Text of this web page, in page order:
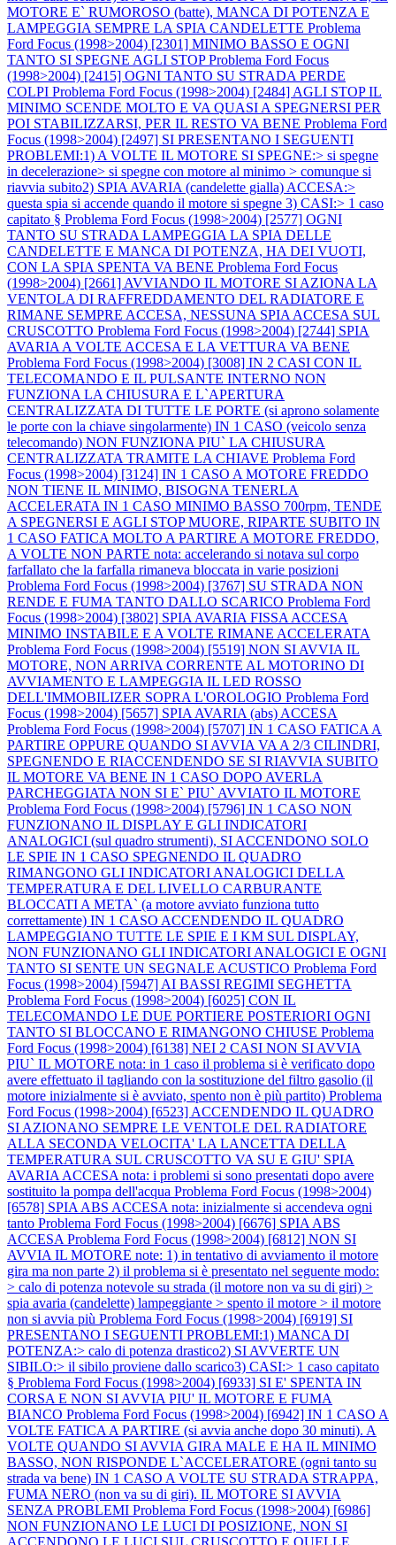
MOTORE E` RUMOROSO (batte), MANCA DI POTENZA E
LAMPEGGIA SEMPRE LA SPIA CANDELETTE Problema
Ford Focus (1998>2004) [2301] MINIMO BASSO E OGNI
TANTO SI SPEGNE AGLI STOPProblema Ford Focus
(1998>2004) [2415] OGNI TANTO SU STRADA PERDE
COLPI Problema Ford Focus (1998>2004) [2484] AGLI STOP IL
MINIMO SCENDE MOLTO E VA QUASI A SPEGNERSI PER
POI STABILIZZARSI, PER IL RESTO VA BENE Problema Ford
Focus (1998>2004) [2497] SI PRESENTANO I SEGUENTI
PROBLEMI:1) A VOLTE IL MOTORE SI SPEGNE:> si spegne
in decelerazione> si spegne con motore al minimo > comunque si
riavvia subito2) SPIA AVARIA (candelette gialla) ACCESA:>
questa spia si accende quando il motore si spegne 3) CASI:> 1 caso
capitato § Problema Ford Focus (1998>2004) [2577] OGNI
TANTO SU STRADA LAMPEGGIA LA SPIA DELLE
CANDELETTE E MANCA DI POTENZA, HA DEI VUOTI,
CON LA SPIA SPENTA VA BENE Problema Ford Focus
(1998>2004) [2661] AVVIANDO IL MOTORE SI AZIONA LA
VENTOLA DI RAFFREDDAMENTO DEL RADIATORE E
RIMANE SEMPRE ACCESA, NESSUNA SPIA ACCESA SUL
CRUSCOTTO Problema Ford Focus (1998>2004) [2744] SPIA
AVARIA A VOLTE ACCESA E LA VETTURA VA BENE
Problema Ford Focus (1998>2004) [3008] IN 2 CASI CON IL
TELECOMANDO E IL PULSANTE INTERNO NON
FUNZIONA LA CHIUSURA E L`APERTURA
CENTRALIZZATA DI TUTTE LE PORTE (si aprono solamente
le porte con la chiave singolarmente) IN 1 CASO (veicolo senza
telecomando) NON FUNZIONA PIU` LA CHIUSURA
CENTRALIZZATA TRAMITE LA CHIAVE Problema Ford
Focus (1998>2004) [3124] IN 1 CASO A MOTORE FREDDO
NON TIENE IL MINIMO, BISOGNA TENERLA
ACCELERATA IN 1 CASO MINIMO BASSO 700rpm, TENDE
A SPEGNERSI E AGLI STOP MUORE, RIPARTE SUBITO IN
1 CASO FATICA MOLTO A PARTIRE A MOTORE FREDDO,
A VOLTE NON PARTE nota: accelerando si notava sul corpo
farfallato che la farfalla rimaneva bloccata in varie posizioni
Problema Ford Focus (1998>2004) [3767] SU STRADA NON
RENDE E FUMA TANTO DALLO SCARICO Problema Ford
Focus (1998>2004) [3802] SPIA AVARIA FISSA ACCESA
MINIMO INSTABILE E A VOLTE RIMANE ACCELERATA
Problema Ford Focus (1998>2004) [5519] NON SI AVVIA IL
MOTORE, NON ARRIVA CORRENTE AL MOTORINO DI
AVVIAMENTO E LAMPEGGIA IL LED ROSSO
DELL'IMMOBILIZER SOPRA L'OROLOGIO Problema Ford
Focus (1998>2004) [5657] SPIA AVARIA (abs) ACCESA
Problema Ford Focus (1998>2004) [5707] IN 1 CASO FATICA A
PARTIRE OPPURE QUANDO SI AVVIA VA A 2/3 CILINDRI,
SPEGNENDO E RIACCENDENDO SE SI RIAVVIA SUBITO
IL MOTORE VA BENE IN 1 CASO DOPO AVERLA
PARCHEGGIATA NON SI E` PIU` AVVIATO IL MOTORE
Problema Ford Focus (1998>2004) [5796] IN 1 CASO NON
FUNZIONANO IL DISPLAY E GLI INDICATORI
ANALOGICI (sul quadro strumenti), SI ACCENDONO SOLO
LE SPIE IN 1 CASO SPEGNENDO IL QUADRO
RIMANGONO GLI INDICATORI ANALOGICI DELLA
TEMPERATURA E DEL LIVELLO CARBURANTE
BLOCCATI A META` (a motore avviato funziona tutto
correttamente) IN 1 CASO ACCENDENDO IL QUADRO
LAMPEGGIANO TUTTE LE SPIE E I KM SUL DISPLAY,
NON FUNZIONANO GLI INDICATORI ANALOGICI E OGNI
TANTO SI SENTE UN SEGNALE ACUSTICO Problema Ford
Focus (1998>2004) [5947] AI BASSI REGIMI SEGHETTA
Problema Ford Focus (1998>2004) [6025] CON IL
TELECOMANDO LE DUE PORTIERE POSTERIORI OGNI
TANTO SI BLOCCANO E RIMANGONO CHIUSE Problema
Ford Focus (1998>2004) [6138] NEI 2 CASI NON SI AVVIA
PIU` IL MOTORE nota: in 1 caso il problema si è verificato dopo
avere effettuato il tagliando con la sostituzione del filtro gasolio (il
motore inizialmente si è avviato, spento non è più partito) Problema
Ford Focus (1998>2004) [6523] ACCENDENDO IL QUADRO
SI AZIONANO SEMPRE LE VENTOLE DEL RADIATORE
ALLA SECONDA VELOCITA' LA LANCETTA DELLA
TEMPERATURA SUL CRUSCOTTO VA SU E GIU' SPIA
AVARIA ACCESA nota: i problemi si sono presentati dopo avere
sostituito la pompa dell'acqua Problema Ford Focus (1998>2004)
[6578] SPIA ABS ACCESA nota: inizialmente si accendeva ogni
tanto Problema Ford Focus (1998>2004) [6676] SPIA ABS
ACCESA Problema Ford Focus (1998>2004) [6812] NON SI
AVVIA IL MOTORE note: 1) in tentativo di avviamento il motore
gira ma non parte 2) il problema si è presentato nel seguente modo:
> calo di potenza notevole su strada (il motore non va su di giri) >
spia avaria (candelette) lampeggiante > spento il motore > il motore
non si avvia più Problema Ford Focus (1998>2004) [6919] SI
PRESENTANO I SEGUENTI PROBLEMI:1) MANCA DI
POTENZA:> calo di potenza drastico2) SI AVVERTE UN
SIBILO:> il sibilo proviene dallo scarico3) CASI:> 1 caso capitato
§ Problema Ford Focus (1998>2004) [6933] SI E' SPENTA IN
CORSA E NON SI AVVIA PIU' IL MOTORE E FUMA
BIANCO Problema Ford Focus (1998>2004) [6942] IN 1 CASO A
VOLTE FATICA A PARTIRE (si avvia anche dopo 30 minuti). A
VOLTE QUANDO SI AVVIA GIRA MALE E HA IL MINIMO
BASSO, NON RISPONDE L`ACCELERATORE (ogni tanto su
strada va bene) IN 1 CASO A VOLTE SU STRADA STRAPPA,
FUMA NERO (non va su di giri). IL MOTORE SI AVVIA
SENZA PROBLEMI Problema Ford Focus (1998>2004) [6986]
NON FUNZIONANO LE LUCI DI POSIZIONE, NON SI
ACCENDONO LE LUCI SUL CRUSCOTTO E QUELLE